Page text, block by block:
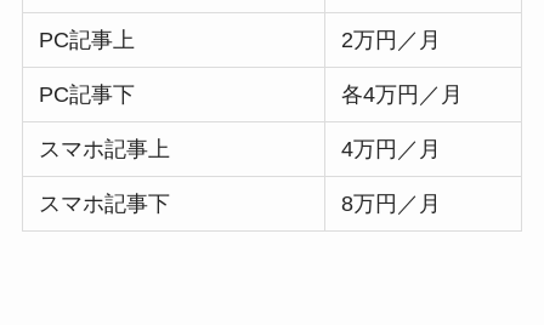
PC記事上 2万円／月
PC記事下 各4万円／月
スマホ記事上 4万円／月
スマホ記事下 8万円／月